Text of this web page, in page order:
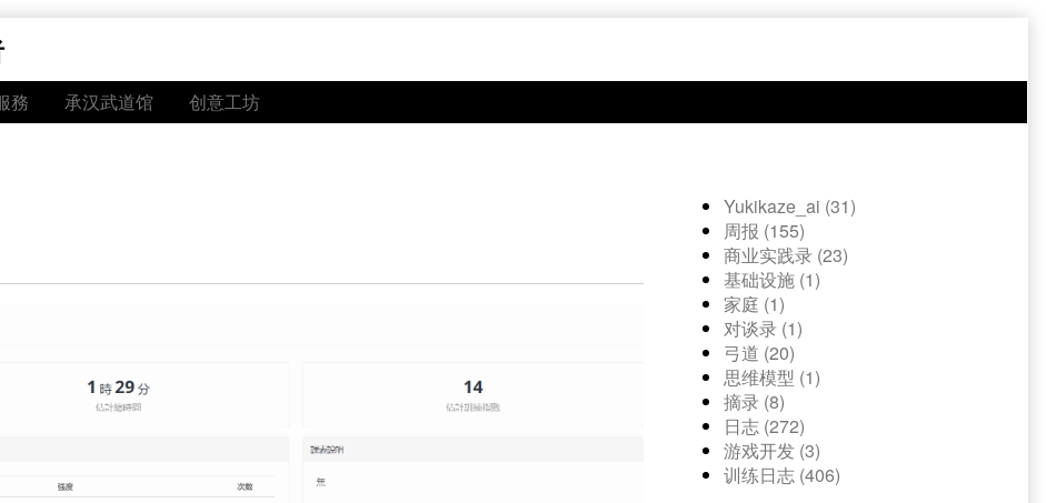
務 承汉武道馆 创意工坊
Yukikaze_ai (31)
周报 (155)
商业实践录 (23)
基础设施 (1)
家庭 (1)
对谈录 (1)
弓道 (20)
思维模型 (1)
摘录 (8)
日志 (272)
游戏开发 (3)
训练日志 (406)